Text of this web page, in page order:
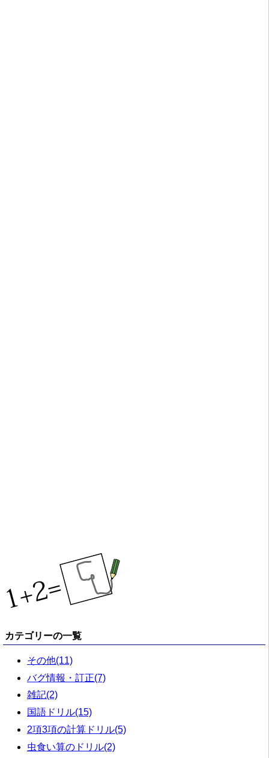
カテゴリーの一覧
その他(11)
バグ情報・訂正(7)
雑記(2)
国語ドリル(15)
2項3項の計算ドリル(5)
虫食い算のドリル(2)